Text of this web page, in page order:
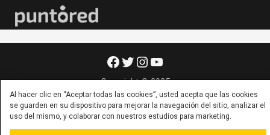
Facebook
Twitter
Instagram
YouTube
Copyright © 2025
Al hacer clic en “Aceptar todas las cookies”, usted acepta que las cookies
se guarden en su dispositivo para mejorar la navegación del sitio, analizar el
uso del mismo, y colaborar con nuestros estudios para marketing.